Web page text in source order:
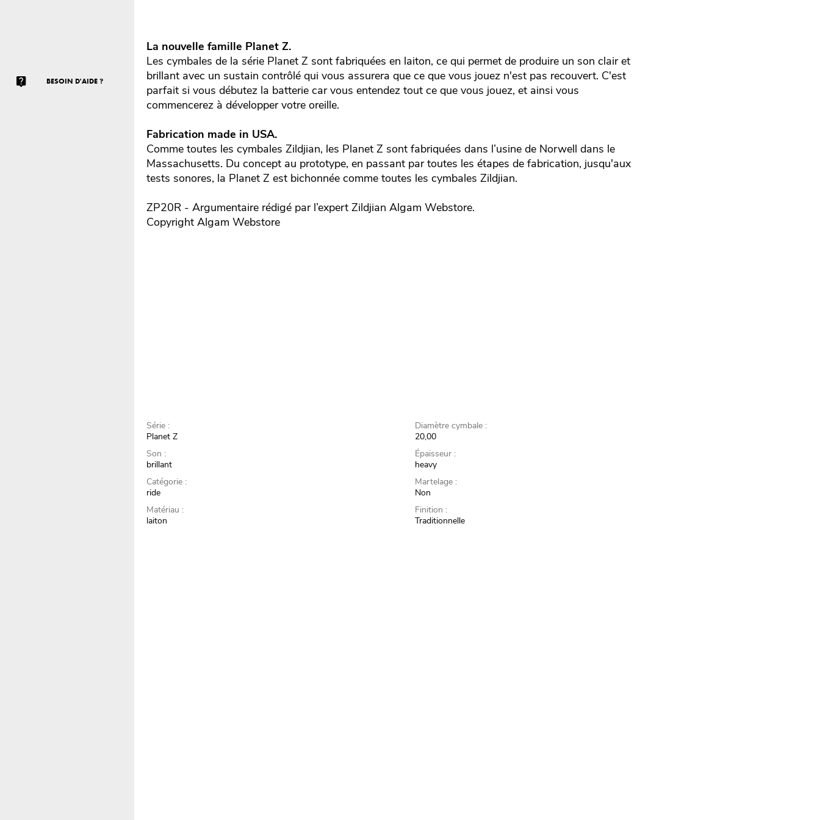
BESOIN D'AIDE ?
La nouvelle famille Planet Z.
Les cymbales de la série Planet Z sont fabriquées en laiton, ce qui permet de produire un son clair et
brillant avec un sustain contrôlé qui vous assurera que ce que vous jouez n'est pas recouvert. C'est
parfait si vous débutez la batterie car vous entendez tout ce que vous jouez, et ainsi vous
commencerez à développer votre oreille.
Fabrication made in USA.
Comme toutes les cymbales Zildjian, les Planet Z sont fabriquées dans l’usine de Norwell dans le
Massachusetts. Du concept au prototype, en passant par toutes les étapes de fabrication, jusqu'aux
tests sonores, la Planet Z est bichonnée comme toutes les cymbales Zildjian.
ZP20R - Argumentaire rédigé par l’expertZildjian Algam Webstore.
Copyright Algam Webstore
Série :
Planet Z
Son :
brillant
Catégorie :
ride
Matériau :
laiton
Diamètre cymbale :
20,00
Épaisseur :
heavy
Martelage :
Non
Finition :
Traditionnelle